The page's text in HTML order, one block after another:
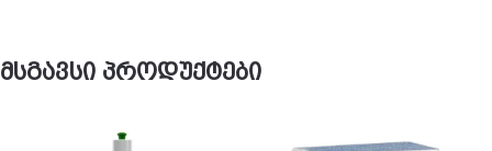
მსგავსი პროდუქტები